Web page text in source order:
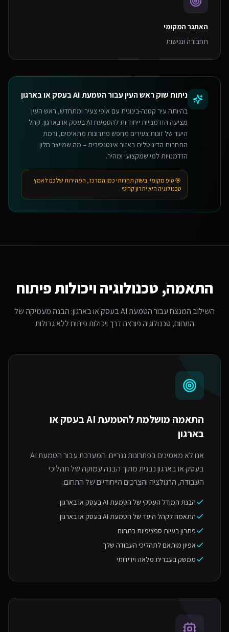
האתגר המקומי
תחבורה ונגישות
ניתוח שוקראש העיןעבורהטמעת AI בעסק או בארגון
בהיותה עיר קטנה-בינונית עם אופי צעיר ומתחדש, ראש העין
מציעה הזדמנויות ייחודיות להטמעת AI בעסק או בארגון. קהל
היעד של זוגות צעירים מחפש פתרונות מתאימים, ורמת
התחרות הדיגיטלית באזור אינטנסיבית – מה שמייצר חלון
הזדמנויות למי שמקצועי ומהיר.
🎯 טיפ מקומי: בשוק תחרותי כמו המרכז, המהירות שלכם לאמץ
טכנולוגיה היא יתרון קריטי
התאמה, טכנולוגיה ויכולות פיתוח
השילוב המנצח עבורהטמעת AI בעסק או בארגון
: הבנה מעמיקה של
התחום, טכנולוגיה פורצת דרך ויכולות פיתוח ללא גבולות
התאמה מושלמת ל
הטמעת AI בעסק או
בארגון
אנו לא מאמינים בפתרונות גנריים. המערכת עבור הטמעת AI
בעסק או בארגון נבנית מתוך הבנה עמוקה של תהליכי
העבודה, הרגולציה והצרכים הייחודיים של התחום.
הבנת המודל העסקי של הטמעת AI בעסק או בארגון
התאמה לקהל היעד של הטמעת AI בעסק או בארגון
פתרון בעיות ספציפיות בתחום
אפיון מותאם לתהליכי העבודה שלך
ממשק בעברית מלאה וידידותי